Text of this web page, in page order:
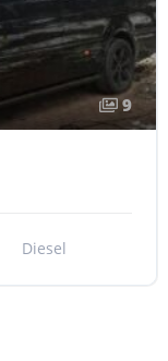
9
Diesel